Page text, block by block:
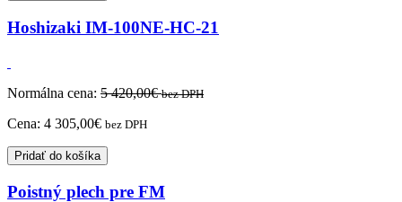
Hoshizaki IM-100NE-HC-21
Normálna cena: 5 420,00€ bez DPH
Cena: 4 305,00€ bez DPH
Pridať do košíka
Poistný plech pre FM